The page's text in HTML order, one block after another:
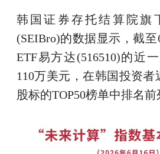
韩国证券存托结算院旗
(SEIBro)的数据显示，截
ETF易方达(516510)的近
110万美元，在韩国投资
股标的TOP50榜单中排名前